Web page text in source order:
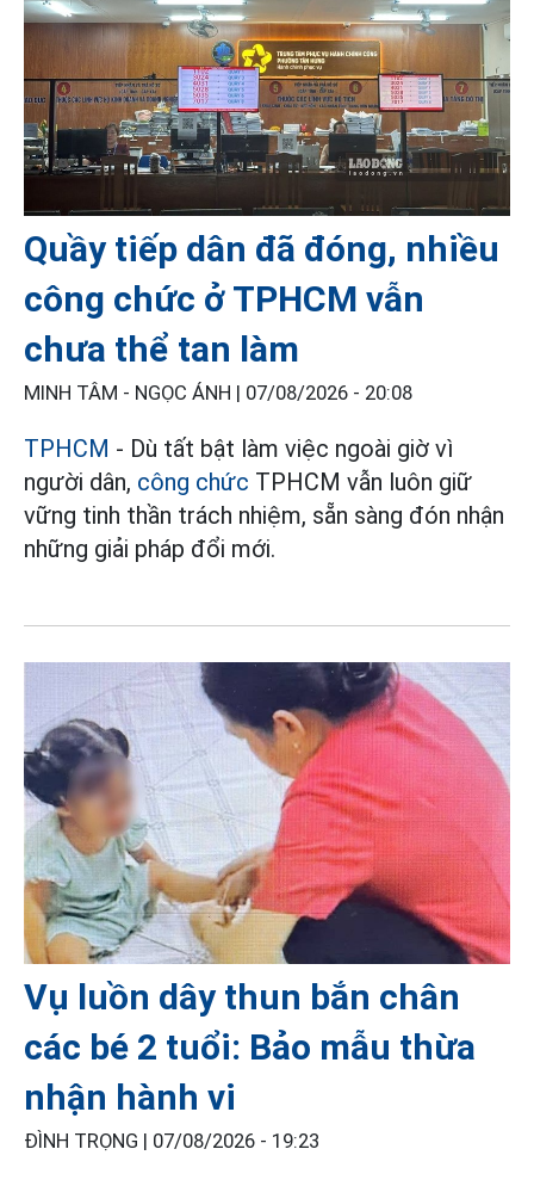
Quầy tiếp dân đã đóng, nhiều
công chức ở TPHCM vẫn
chưa thể tan làm
MINH TÂM - NGỌC ÁNH | 07/08/2026 - 20:08
TPHCM - Dù tất bật làm việc ngoài giờ vì
người dân, công chức TPHCM vẫn luôn giữ
vững tinh thần trách nhiệm, sẵn sàng đón nhận
những giải pháp đổi mới.
Vụ luồn dây thun bắn chân
các bé 2 tuổi: Bảo mẫu thừa
nhận hành vi
ĐÌNH TRỌNG | 07/08/2026 - 19:23